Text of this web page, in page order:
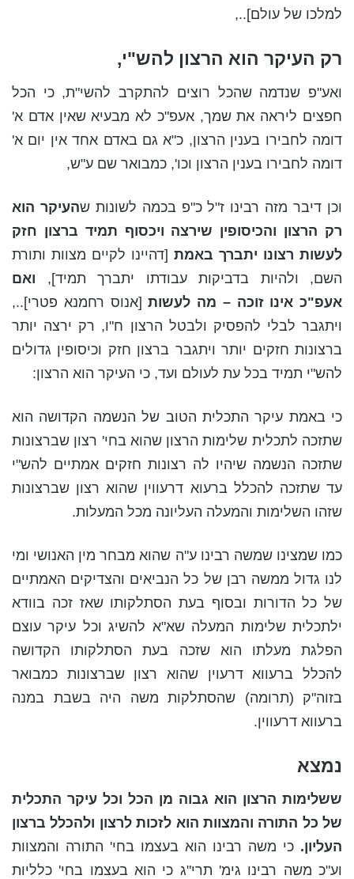
למלכו של עולם]..,
רק העיקר הוא הרצון להש"י,
ואע"פ שנדמה שהכל רוצים להתקרב להשי"ת, כי הכל
חפצים ליראה את שמך, אעפ"כ לא מבעיא שאין אדם א'
דומה לחבירו בענין הרצון, כ"א גם באדם אחד אין יום א'
דומה לחבירו בענין הרצון וכו', כמבואר שם ע"ש,
וכן דיבר מזה רבינו ז"ל כ"פ בכמה לשונות שהעיקר הוא
רק הרצון והכיסופין שירצה ויכסוף תמיד ברצון חזק
לעשות רצונו יתברך באמת [דהיינו לקיים מצוות ותורת
השם, ולהיות בדביקות עבודתו יתברך תמיד], ואם
אעפ"כ אינו זוכה – מה לעשות[אנוס רחמנא פטרי]..,
ויתגבר לבלי להפסיק ולבטל הרצון ח"ו, רק ירצה יותר
ברצונות חזקים יותר ויתגבר ברצון חזק וכיסופין גדולים
להש"י תמיד בכל עת לעולם ועד, כי העיקר הוא הרצון:
כי באמת עיקר התכלית הטוב של הנשמה הקדושה הוא
שתזכה לתכלית שלימות הרצון שהוא בחי' רצון שברצונות
שתזכה הנשמה שיהיו לה רצונות חזקים אמתיים להש"י
עד שתזכה להכלל ברעוא דרעווין שהוא רצון שברצונות
שזהו השלימות והמעלה העליונה מכל המעלות.
כמו שמצינו שמשה רבינו ע"ה שהוא מבחר מין האנושי ומי
לנו גדול ממשה רבן של כל הנביאים והצדיקים האמתיים
של כל הדורות ובסוף בעת הסתלקותו שאז זכה בוודא
ילתכלית שלימות המעלה שא"א להשיג וכל עיקר עוצם
הפלגת מעלתו הוא שזכה בעת הסתלקותו הקדושה
להכלל ברעווא דרעוין שהוא רצון שברצונות כמבואר
בזוה"ק (תרומה) שהסתלקות משה היה בשבת במנה
ברעווא דרעווין.
נמצא
ששלימות הרצון הוא גבוה מן הכל וכל עיקר התכלית
של כל התורה והמצוות הוא לזכות לרצון ולהכלל ברצון
העליון. כי משה רבינו הוא בעצמו בחי' התורה והמצוות
וע"כ משה רבינו גימ' תרי"ג כי הוא בעצמו בחי' כלליות